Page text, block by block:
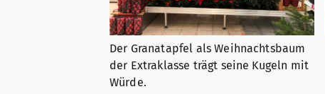
Der Granatapfel als Weihnachtsbaum
der Extraklasse trägt seine Kugeln mit
Würde.